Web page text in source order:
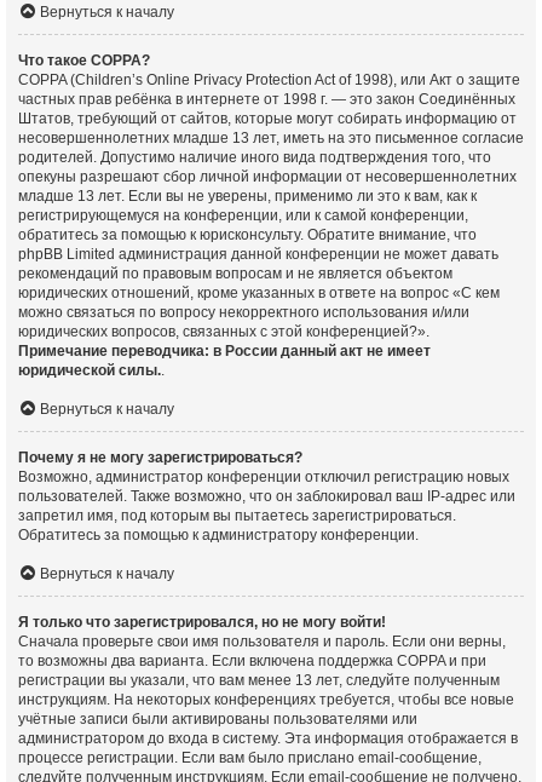
Вернуться к началу
Что такое COPPA?
COPPA (Children’s Online Privacy Protection Act of 1998), или Акт о защите
частных прав ребёнка в интернете от 1998 г. — это закон Соединённых
Штатов, требующий от сайтов, которые могут собирать информацию от
несовершеннолетних младше 13 лет, иметь на это письменное согласие
родителей. Допустимо наличие иного вида подтверждения того, что
опекуны разрешают сбор личной информации от несовершеннолетних
младше 13 лет. Если вы не уверены, применимо ли это к вам, как к
регистрирующемуся на конференции, или к самой конференции,
обратитесь за помощью к юрисконсульту. Обратите внимание, что
phpBB Limited администрация данной конференции не может давать
рекомендаций по правовым вопросам и не является объектом
юридических отношений, кроме указанных в ответе на вопрос «С кем
можно связаться по вопросу некорректного использования и/или
юридических вопросов, связанных с этой конференцией?».
Примечание переводчика: в России данный акт не имеет
юридической силы..
Вернуться к началу
Почему я не могу зарегистрироваться?
Возможно, администратор конференции отключил регистрацию новых
пользователей. Также возможно, что он заблокировал ваш IP-адрес или
запретил имя, под которым вы пытаетесь зарегистрироваться.
Обратитесь за помощью к администратору конференции.
Вернуться к началу
Я только что зарегистрировался, но не могу войти!
Сначала проверьте свои имя пользователя и пароль. Если они верны,
то возможны два варианта. Если включена поддержка COPPA и при
регистрации вы указали, что вам менее 13 лет, следуйте полученным
инструкциям. На некоторых конференциях требуется, чтобы все новые
учётные записи были активированы пользователями или
администратором до входа в систему. Эта информация отображается в
процессе регистрации. Если вам было прислано email-сообщение,
следуйте полученным инструкциям. Если email-сообщение не получено,